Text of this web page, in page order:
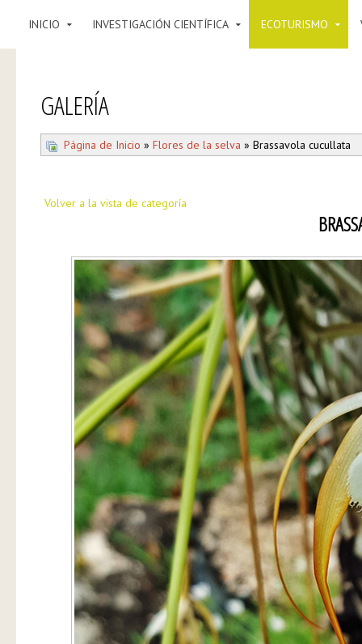
INICIO INVESTIGACIÓN CIENTÍFICA ECOTURISMO
GALERÍA
Página de Inicio » Flores de la selva » Brassavola cucullata
Volver a la vista de categoría